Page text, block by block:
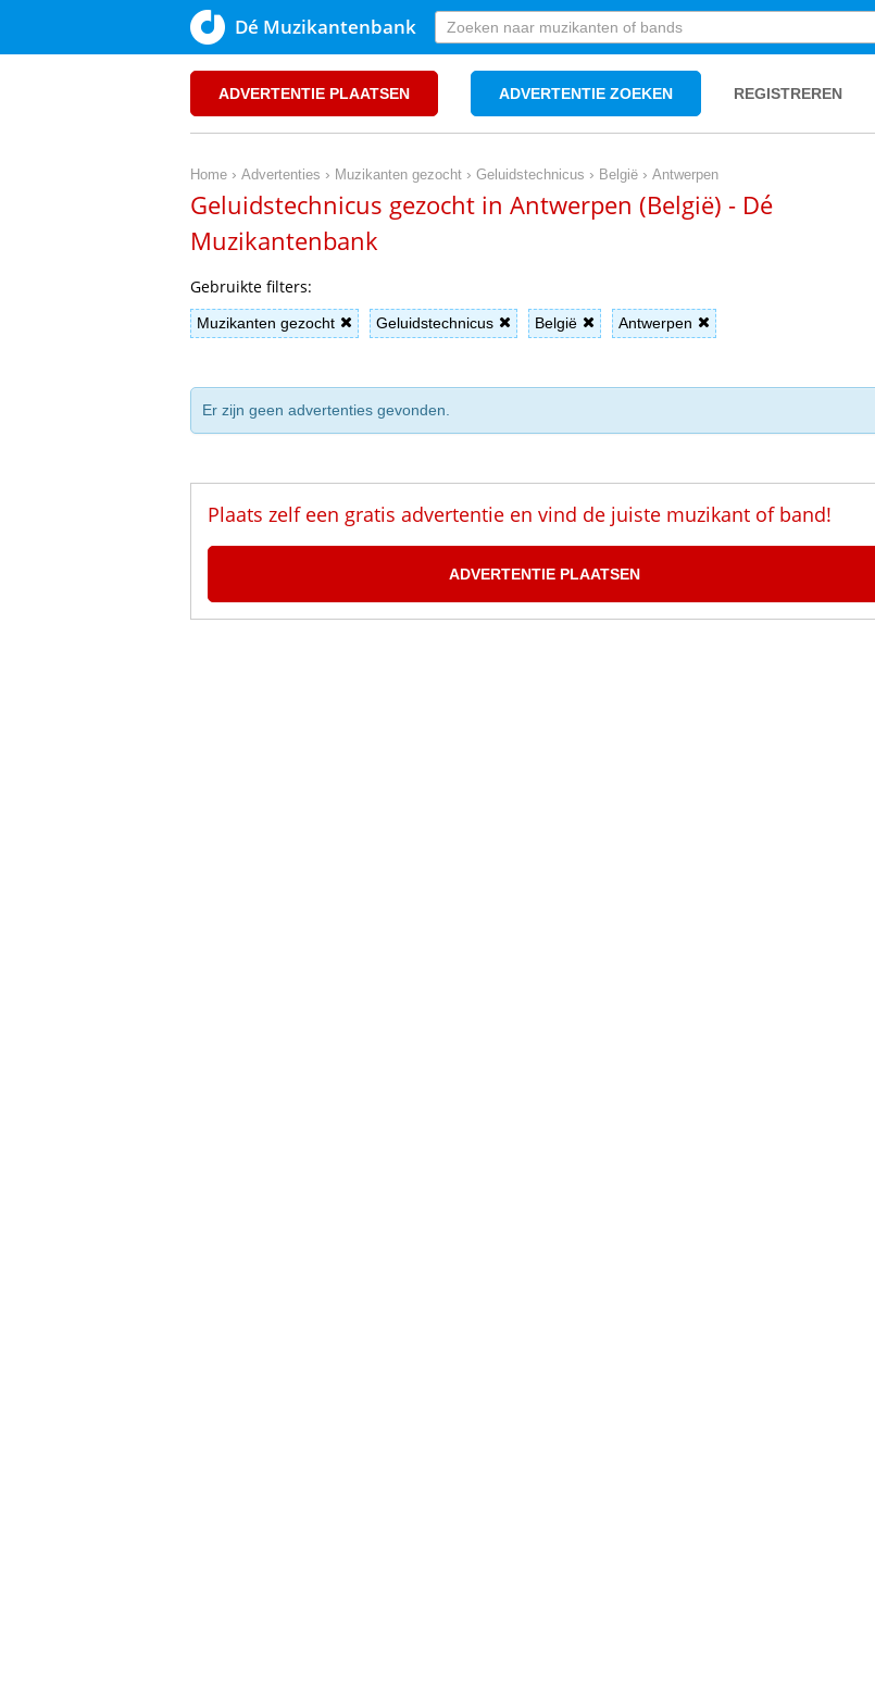
Dé Muzikantenbank
ADVERTENTIE PLAATSEN ADVERTENTIE ZOEKEN REGISTREREN
Home › Advertenties › Muzikanten gezocht › Geluidstechnicus › België › Antwerpen
Geluidstechnicus gezocht in Antwerpen (België) - Dé
Muzikantenbank
Gebruikte filters:
Muzikanten gezocht Geluidstechnicus België Antwerpen
Er zijn geen advertenties gevonden.
Plaats zelf een gratis advertentie en vind de juiste muzikant of band!
ADVERTENTIE PLAATSEN